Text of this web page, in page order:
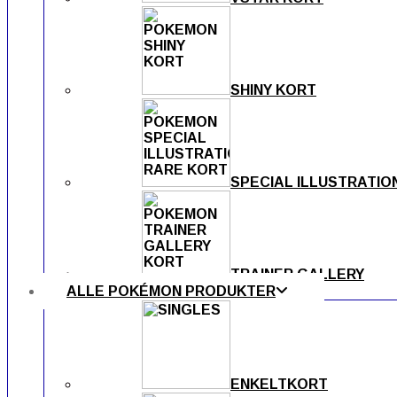
SHINY KORT
SPECIAL
TRAINER GALLERY
ALLE POKÉMON PRODUKTER
ENKELTKORT